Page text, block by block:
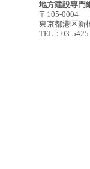
地方建設専門
〒105-0004
東京都港区新
TEL：03-